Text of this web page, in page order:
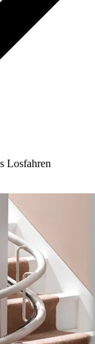
Losfahren